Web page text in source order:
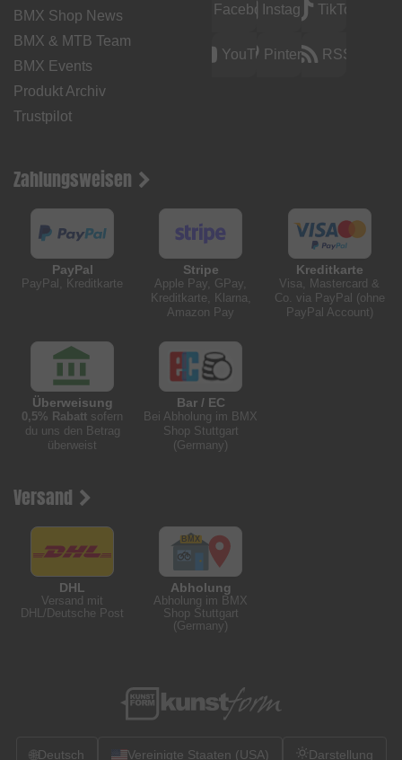
BMX Shop News
BMX & MTB Team
BMX Events
Produkt Archiv
Trustpilot
FacebookInstagramTikTok
YouTubePinterest RSS
Zahlungsweisen
PayPal
PayPal, Kreditkarte
Stripe
Apple Pay, GPay,
Kreditkarte, Klarna,
Amazon Pay
Kreditkarte
Visa, Mastercard &
Co. via PayPal (ohne
PayPal Account)
Überweisung
0,5% Rabatt sofern
du uns den Betrag
überweist
Bar / EC
Bei Abholung im BMX
Shop Stuttgart
(Germany)
Versand
DHL
Versand mit
DHL/Deutsche Post
Abholung
Abholung im BMX
Shop Stuttgart
(Germany)
🌐Deutsch Vereinigte Staaten (USA) Darstellung